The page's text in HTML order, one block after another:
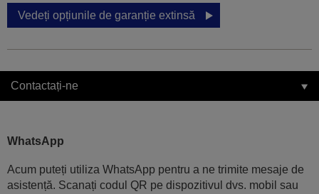
Vedeți opțiunile de garanție extinsă
Contactați-ne
WhatsApp
Acum puteți utiliza WhatsApp pentru a ne trimite mesaje de
asistență. Scanați codul QR pe dispozitivul dvs. mobil sau